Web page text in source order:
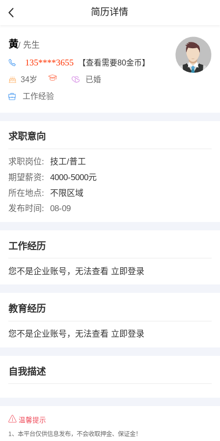
简历详情
黄/ 先生
135****3655 【查看需要80金币】
34岁 已婚
工作经验
求职意向
求职岗位:
技工/普工
期望薪资:
4000-5000元
所在地点:
不限区域
发布时间:
08-09
工作经历
您不是企业账号，无法查看 立即登录
教育经历
您不是企业账号，无法查看 立即登录
自我描述
温馨提示
1、本平台仅供信息发布，不会收取押金、保证金！